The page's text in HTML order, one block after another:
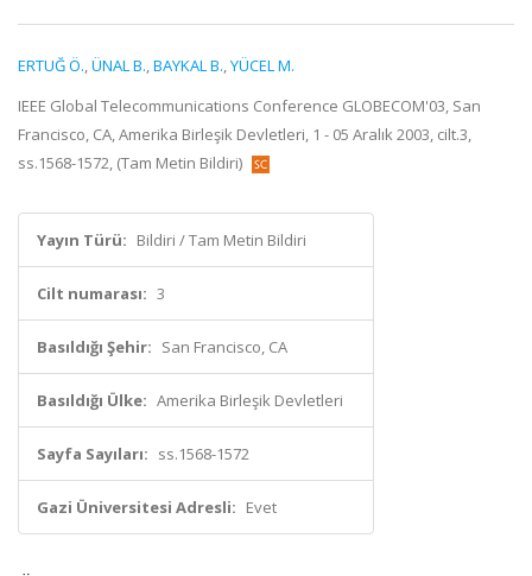
ERTUĞ Ö.,ÜNAL B.,BAYKAL B.,YÜCEL M.
IEEE Global Telecommunications Conference GLOBECOM'03, San
Francisco, CA, Amerika Birleşik Devletleri, 1 - 05 Aralık 2003, cilt.3,
ss.1568-1572, (Tam Metin Bildiri)
Yayın Türü: Bildiri / Tam Metin Bildiri
Cilt numarası: 3
Basıldığı Şehir: San Francisco, CA
Basıldığı Ülke: Amerika Birleşik Devletleri
Sayfa Sayıları: ss.1568-1572
Gazi Üniversitesi Adresli: Evet